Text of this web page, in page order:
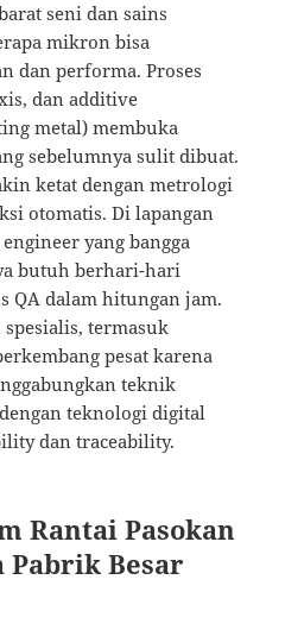
seni dan sains
mikron bisa
dan performa. Proses
dan additive
metal) membuka
sebelumnya sulit dibuat.
ketat dengan metrologi
otomatis. Di lapangan
yang bangga
butuh berhari-hari
QA dalam hitungan jam.
spesialis, termasuk
pesat karena
teknik
teknologi digital
dan traceability.
Rantai Pasokan
Besar